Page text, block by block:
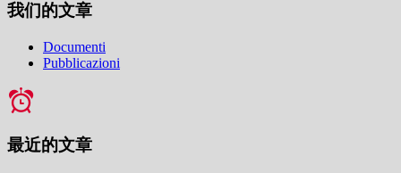
我们的文章
Documenti
Pubblicazioni
最近的文章